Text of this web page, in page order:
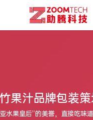
果汁品牌包装策
水果皇后”的美誉，直接吃味